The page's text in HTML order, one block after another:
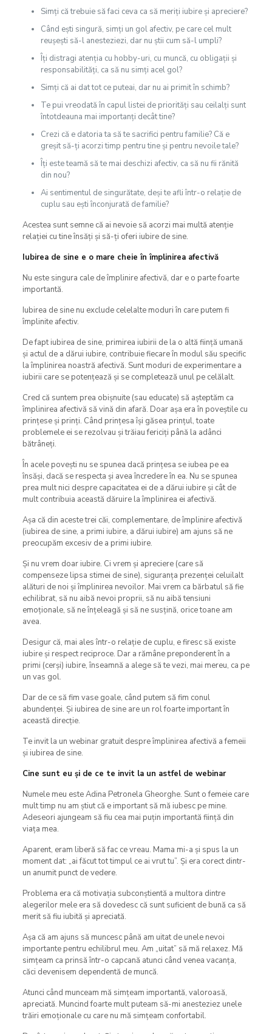
Simți că trebuie să faci ceva ca să meriți iubire și apreciere?
Când ești singură, simți un gol afectiv, pe care cel mult
reușești să-l anesteziezi, dar nu știi cum să-l umpli?
Îți distragi atenția cu hobby-uri, cu muncă, cu obligații și
responsabilități, ca să nu simți acel gol?
Simți că ai dat tot ce puteai, dar nu ai primit în schimb?
Te pui vreodată în capul listei de priorități sau ceilalți sunt
întotdeauna mai importanți decât tine?
Crezi că e datoria ta să te sacrifici pentru familie? Că e
greșit să-ți acorzi timp pentru tine și pentru nevoile tale?
Îți este teamă să te mai deschizi afectiv, ca să nu fii rănită
din nou?
Ai sentimentul de singurătate, deși te afli într-o relație de
cuplu sau ești înconjurată de familie?
Acestea sunt semne că ai nevoie să acorzi mai multă atenție
relației cu tine însăți și să-ți oferi iubire de sine.
Iubirea de sine e o mare cheie în împlinirea afectivă
Nu este singura cale de împlinire afectivă, dar e o parte foarte
importantă.
Iubirea de sine nu exclude celelalte moduri în care putem fi
împlinite afectiv.
De fapt iubirea de sine, primirea iubirii de la o altă ființă umană
și actul de a dărui iubire, contribuie fiecare în modul său specific
la împlinirea noastră afectivă. Sunt moduri de experimentare a
iubirii care se potențează și se completează unul pe celălalt.
Cred că suntem prea obișnuite (sau educate) să așteptăm ca
împlinirea afectivă să vină din afară. Doar așa era în poveștile cu
prințese și prinți. Când prințesa își găsea prințul, toate
problemele ei se rezolvau și trăiau fericiți până la adânci
bătrâneți.
În acele povești nu se spunea dacă prințesa se iubea pe ea
însăși, dacă se respecta și avea încredere în ea. Nu se spunea
prea mult nici despre capacitatea ei de a dărui iubire și cât de
mult contribuia această dăruire la împlinirea ei afectivă.
Așa că din aceste trei căi, complementare, de împlinire afectivă
(iubirea de sine, a primi iubire, a dărui iubire) am ajuns să ne
preocupăm excesiv de a primi iubire.
Și nu vrem doar iubire. Ci vrem și apreciere (care să
compenseze lipsa stimei de sine), siguranța prezenței celuilalt
alături de noi și împlinirea nevoilor. Mai vrem ca bărbatul să fie
echilibrat, să nu aibă nevoi proprii, să nu aibă tensiuni
emoționale, să ne înțeleagă și să ne susțină, orice toane am
avea.
Desigur că, mai ales într-o relație de cuplu, e firesc să existe
iubire și respect reciproce. Dar a rămâne preponderent în a
primi (cerși) iubire, înseamnă a alege să te vezi, mai mereu, ca pe
un vas gol.
Dar de ce să fim vase goale, când putem să fim conul
abundenței. Și iubirea de sine are un rol foarte important în
această direcție.
Te invit la un webinar gratuit despre împlinirea afectivă a femeii
și iubirea de sine.
Cine sunt eu și de ce te invit la un astfel de webinar
Numele meu este Adina Petronela Gheorghe. Sunt o femeie care
mult timp nu am știut că e important să mă iubesc pe mine.
Adeseori ajungeam să fiu cea mai puțin importantă ființă din
viața mea.
Aparent, eram liberă să fac ce vreau. Mama mi-a și spus la un
moment dat: „ai făcut tot timpul ce ai vrut tu”. Și era corect dintr-
un anumit punct de vedere.
Problema era că motivația subconștientă a multora dintre
alegerilor mele era să dovedesc că sunt suficient de bună ca să
merit să fiu iubită și apreciată.
Așa că am ajuns să muncesc până am uitat de unele nevoi
importante pentru echilibrul meu. Am „uitat” să mă relaxez. Mă
simțeam ca prinsă într-o capcană atunci când venea vacanța,
căci devenisem dependentă de muncă.
Atunci când munceam mă simțeam importantă, valoroasă,
apreciată. Muncind foarte mult puteam să-mi anesteziez unele
trăiri emoționale cu care nu mă simțeam confortabil.